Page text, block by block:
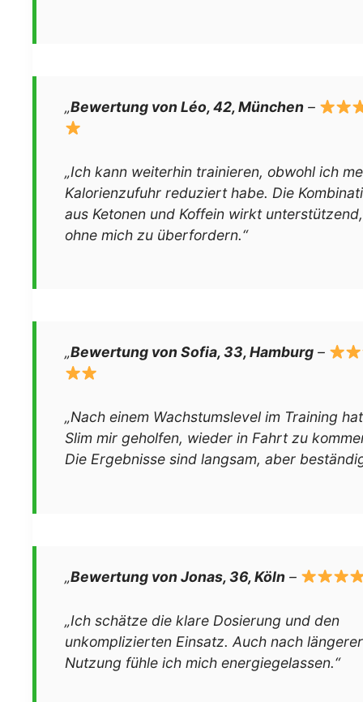
„Bewertung von Léo, 42, München –
„Ich kann weiterhin trainieren, obwohl ich
Kalorienzufuhr reduziert habe. Die
aus Ketonen und Koffein wirkt unterstützend,
ohne mich zu überfordern.“
„Bewertung von Sofia, 33, Hamburg –
„Nach einem Wachstumslevel im Training
Slim mir geholfen, wieder in Fahrt zu
Die Ergebnisse sind langsam, aber
„Bewertung von Jonas, 36, Köln –
„Ich schätze die klare Dosierung und den
unkomplizierten Einsatz. Auch nach längerer
Nutzung fühle ich mich energiegelassen.“